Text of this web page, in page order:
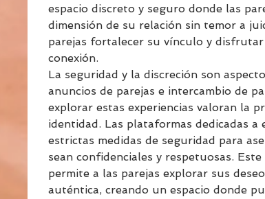
espacio discreto y seguro donde las
dimensión de su relación sin temor a
parejas fortalecer su vínculo y
conexión.
La seguridad y la discreción son
anuncios de parejas e intercambio de
explorar estas experiencias valoran la
identidad. Las plataformas dedicadas a
estrictas medidas de seguridad para
sean confidenciales y respetuosas.
permite a las parejas explorar sus
auténtica, creando un espacio donde